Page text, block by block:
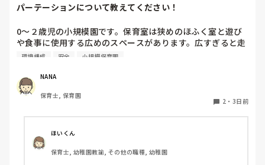
パーテーションについて教えてください！
0〜２歳児の小規模園です。保育室は狭めのほふく室と遊び
や食事に使用する広めのスペースがあります。広すぎると走
り回ったりして落ち着かないので、活動によってパーテーシ
うな素材で軽いので、ちょっと体が当たると倒れたり、つか
まり立ちが不安定な子にとっては共倒れになったりで危険で
す。かと言って固定してしまうと活動によって柔軟に移動す
しっかりした重いものを置いていましたが、移動が大変で使
い勝手が悪く、子どもがぶつかって倒れた時に怖い思いをし
ました。
皆さんの園ではどんなもので工夫されていますか？
環境構成 安全 小規模保育園
NANA
保育士, 保育園
2 ・ 3日前
ほいくん
保育士, 幼稚園教諭, その他の職種, 幼稚園